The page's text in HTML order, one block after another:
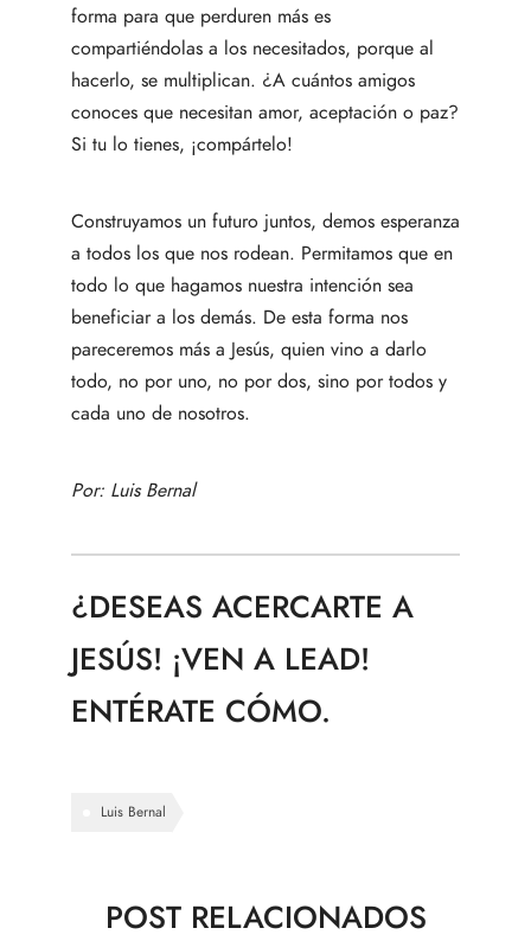
forma para que perduren más es
compartiéndolas a los necesitados, porque al
hacerlo, se multiplican. ¿A cuántos amigos
conoces que necesitan amor, aceptación o paz?
Si tu lo tienes, ¡compártelo!
Construyamos un futuro juntos, demos esperanza
a todos los que nos rodean. Permitamos que en
todo lo que hagamos nuestra intención sea
beneficiar a los demás. De esta forma nos
pareceremos más a Jesús, quien vino a darlo
todo, no por uno, no por dos, sino por todos y
cada uno de nosotros.
Por: Luis Bernal
¿DESEAS ACERCARTE A
JESÚS! ¡VEN A LEAD!
ENTÉRATE CÓMO.
Luis Bernal
POST RELACIONADOS